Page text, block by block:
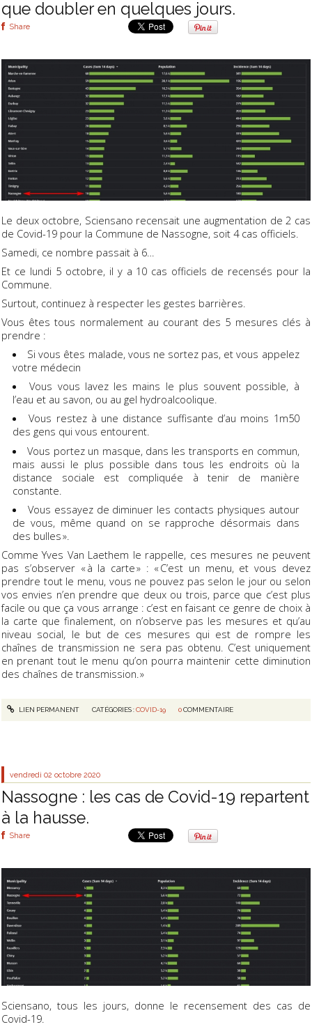
que doubler en quelques jours.
Share
Le deux octobre, Sciensano recensait une augmentation de 2 cas
de Covid-19 pour la Commune de Nassogne, soit 4 cas officiels.
Samedi, ce nombre passait à 6…
Et ce lundi 5 octobre, il y a 10 cas officiels de recensés pour la
Commune.
Surtout, continuez à respecter les gestes barrières.
Vous êtes tous normalement au courant des 5 mesures clés à
prendre :
Si vous êtes malade, vous ne sortez pas, et vous appelez
votre médecin
Vous vous lavez les mains le plus souvent possible, à
l’eau et au savon, ou au gel hydroalcoolique.
Vous restez à une distance suffisante d’au moins 1m50
des gens qui vous entourent.
Vous portez un masque, dans les transports en commun,
mais aussi le plus possible dans tous les endroits où la
distance sociale est compliquée à tenir de manière
constante.
Vous essayez de diminuer les contacts physiques autour
de vous, même quand on se rapproche désormais dans
des bulles ».
Comme Yves Van Laethem le rappelle, ces mesures ne peuvent
pas s’observer « à la carte » : « C’est un menu, et vous devez
prendre tout le menu, vous ne pouvez pas selon le jour ou selon
vos envies n’en prendre que deux ou trois, parce que c’est plus
facile ou que ça vous arrange : c’est en faisant ce genre de choix à
la carte que finalement, on n’observe pas les mesures et qu’au
niveau social, le but de ces mesures qui est de rompre les
chaînes de transmission ne sera pas obtenu. C’est uniquement
en prenant tout le menu qu’on pourra maintenir cette diminution
des chaînes de transmission. »
LIEN PERMANENT CATÉGORIES :COVID-19 0COMMENTAIRE
vendredi 02 octobre 2020
Nassogne : les cas de Covid-19 repartent
à la hausse.
Share
Sciensano, tous les jours, donne le recensement des cas de
Covid-19.